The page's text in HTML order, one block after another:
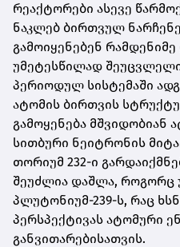
რეაქტორები ასევე
ნაკლებ ბირთვულ
გამოიყენებენ
უმეტესწილად
პერიოდულ სისტემაში
ატომის ბირთვის
გამოყენება მშვიდობიან
სითბური ნეიტრონის
თორიუმ 232-ი
შეუძლია დაშლა, როგორც
პლუტონიუმ-239-ს, რაც
პერსპექტივას ატომური
განვითარებისათვის.